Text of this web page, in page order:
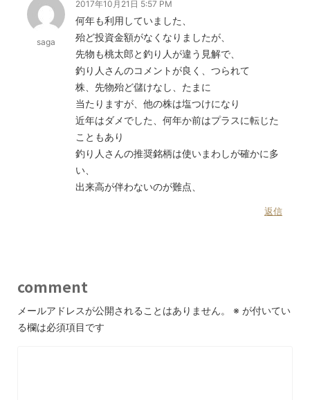
saga
2017年10月21日 5:57 PM
何年も利用していました、
殆ど投資金額がなくなりましたが、
先物も桃太郎と釣り人が違う見解で、
釣り人さんのコメントが良く、つられて
株、先物殆ど儲けなし、たまに
当たりますが、他の株は塩つけになり
近年はダメでした、何年か前はプラスに転じた
こともあり
釣り人さんの推奨銘柄は使いまわしが確かに多
い、
出来高が伴わないのが難点、
返信
comment
メールアドレスが公開されることはありません。 ※ が付いてい
る欄は必須項目です